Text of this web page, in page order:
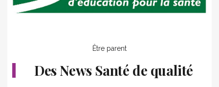
Être parent
Des News Santé de qualité